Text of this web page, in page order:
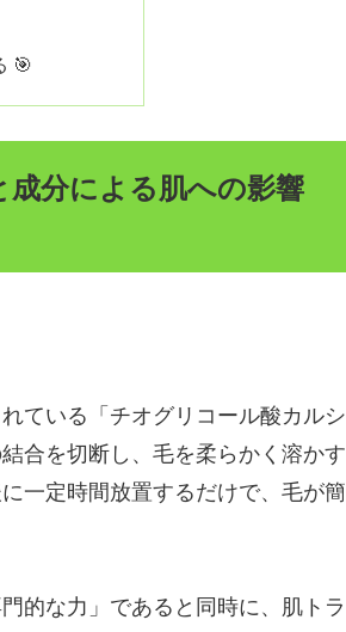
🎯
成分による肌への影響
ている「チオグリコール酸カルシ
合を切断し、毛を柔らかく溶かす
一定時間放置するだけで、毛が簡
的な力」であると同時に、肌トラ